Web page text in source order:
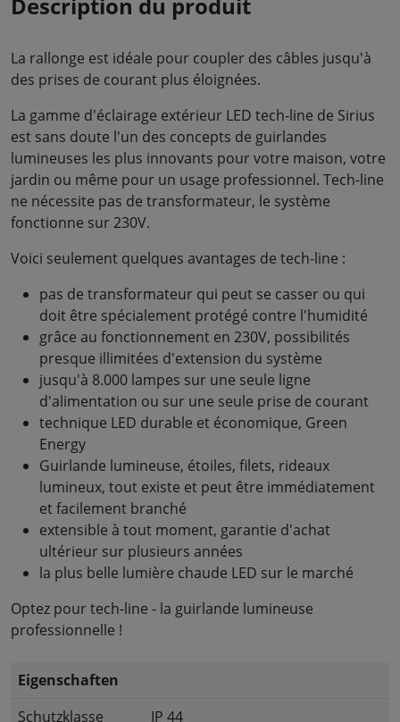
La rallonge est idéale pour coupler des câbles jusqu'à
des prises de courant plus éloignées.
La gamme d'éclairage extérieur LED tech-line de Sirius
est sans doute l'un des concepts de guirlandes
lumineuses les plus innovants pour votre maison, votre
jardin ou même pour un usage professionnel. Tech-line
ne nécessite pas de transformateur, le système
fonctionne sur 230V.
Voici seulement quelques avantages de tech-line :
pas de transformateur qui peut se casser ou qui
doit être spécialement protégé contre l'humidité
grâce au fonctionnement en 230V, possibilités
presque illimitées d'extension du système
jusqu'à 8.000 lampes sur une seule ligne
d'alimentation ou sur une seule prise de courant
technique LED durable et économique, Green
Energy
Guirlande lumineuse, étoiles, filets, rideaux
lumineux, tout existe et peut être immédiatement
et facilement branché
extensible à tout moment, garantie d'achat
ultérieur sur plusieurs années
la plus belle lumière chaude LED sur le marché
Optez pour tech-line - la guirlande lumineuse
professionnelle !
Eigenschaften
Schutzklasse
IP 44